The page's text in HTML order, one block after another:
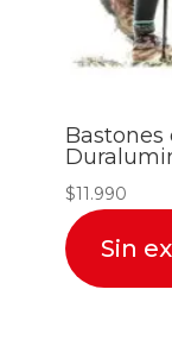
$11.990
Sin